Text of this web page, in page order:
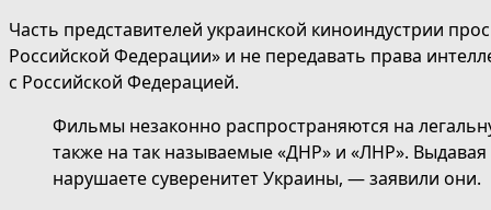
Часть представителей украинской киноиндустрии
Российской Федерации» и не передавать права
с Российской Федерацией.
Фильмы незаконно распространяются на
также на так называемые «ДНР» и «ЛНР».
нарушаете суверенитет Украины, — заявили они.